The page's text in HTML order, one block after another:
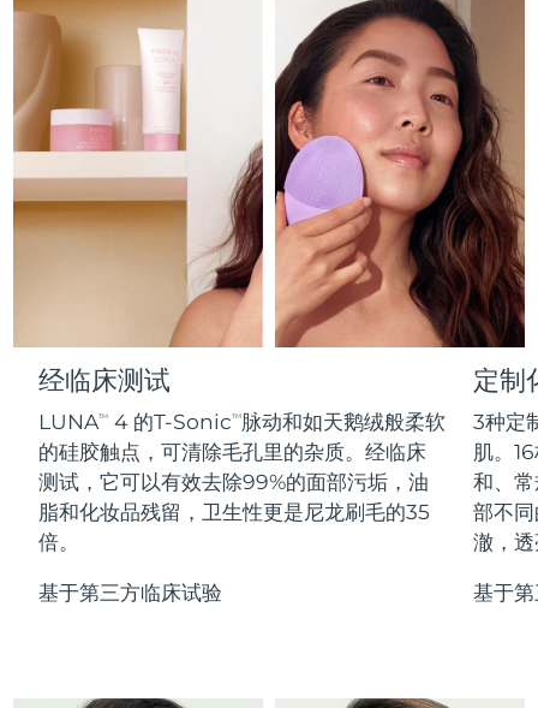
经临床测试
LUNATM 4 的T-SonicTM脉动和如天鹅绒般柔软
的硅胶触点，可清除毛孔里的杂质。经临床
测试，它可以有效去除99%的面部污垢，油
脂和化妆品残留，卫生性更是尼龙刷毛的35
倍。
基于第三方临床试验
定制
3种定
肌。
和、
部不
澈，
基于
All facial cleansing devices
UFO™ 设备
All deep facial hydration devices
ISSA™ 设备
All silicone sonic toothbrushes
Manuka honey primer
FAQ™护肤品
All FAQ™ skincare
FAQ™产品
All anti-aging treatments
Anti-aging LED hand mask
FAQ™护肤品
All FAQ™ skincare
FAQ™产品
All LED treatments
FAQ™护肤品
All FAQ™ skincare
FAQ™产品
All hair treatments
FAQ™ Red Light Serum
FAQ™ skincare
All FAQ™ skincare
FAQ™ products
All toning treatments
脱毛
PEACH™ 2 Pro Max
Professional IPL hair removal device
PEACH™ 2
IPL hair removal
PEACH™ 2 go
Travel-friendly IPL hair removal
PEACH™ Cooling Prep Gel
身体护理
BEAR™ 2 body
Microcurrent body toning
LUNA™ 4 body
Massaging body brush
SUPERCHARGED™ serum
Firming body serum
ESPADA™ 2 plus
Recurring acne LED therapy
ESPADA™ 2
Acne treatment device
ESPADA™ Blemish Solution
眼部护理
BEAR™ 2 eyes & lips
Microcurrent line smoothing device
IRIS™ 2
Rejuvenating eye massager
眼部护肤
毛孔护理
KIWI™ derma
Diamond microdermabrasion .
Blackhead remover
LUNA™ 4 hair
2-in-1 LED scalp massager
LED light hairbrush
牙齿美白
NEW
issa™ Teeth Whitening Set
Dual LED + sonic device & 18% PAP gel
issa™ Teeth Whitening Gel
更多的
芬兰 预计送达日期8/10/26
法国 预计送达日期8/10/26
法属波利尼西亚 预计送达日期 8/14/26
德国 预计送达日期 8/10/26
预计送达日期8/14/26
预计送达日期8/10/26
中国香港特别行政区 8/11/26
匈牙利 预计送达日期8/10/26
冰岛 预计送达日期 8/11/26
印度尼西亚 8/8/26
爱尔兰 8/10/26